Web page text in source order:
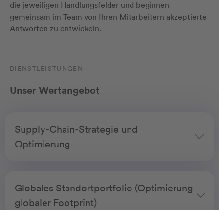
die jeweiligen Handlungsfelder und beginnen
gemeinsam im Team von Ihren Mitarbeitern akzeptierte
Antworten zu entwickeln.
DIENSTLEISTUNGEN
Unser Wertangebot
Supply-Chain-Strategie und
Optimierung
Globales Standortportfolio (Optimierung
globaler Footprint)